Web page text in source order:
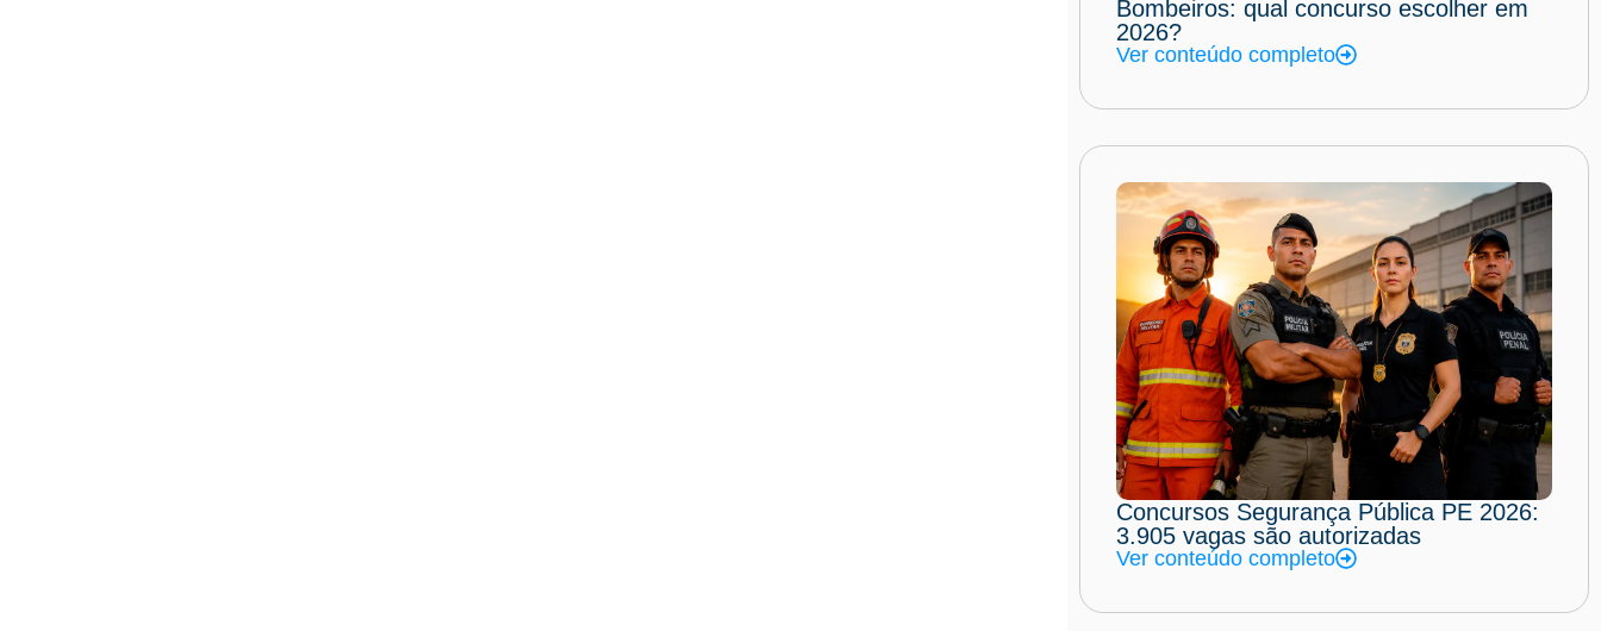
Bombeiros: qual concurso escolher em
2026?
Ver conteúdo completo
Concursos Segurança Pública PE 2026:
3.905 vagas são autorizadas
Ver conteúdo completo